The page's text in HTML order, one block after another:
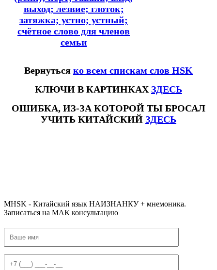
выход; лезвие; глоток;
затяжка; устно; устный;
счётное слово для членов
семьи
Вернуться ко всем спискам слов HSK
КЛЮЧИ В КАРТИНКАХ ЗДЕСЬ
ОШИБКА, ИЗ-ЗА КОТОРОЙ ТЫ БРОСАЛ
УЧИТЬ КИТАЙСКИЙ ЗДЕСЬ
MHSK - Китайский язык НАИЗНАНКУ + мнемоника.
Записаться на МАК консультацию